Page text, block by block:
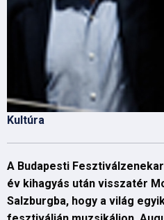
Kultúra
A Budapesti
év kihagyás után visszatér
Salzburgba, hogy a világ